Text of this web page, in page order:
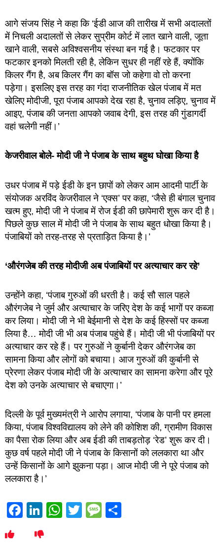
आगे संजय सिंह ने कहा कि ‘ईडी आज की तारीख में सभी अदालतों
में निचली अदालतों से लेकर सुप्रीम कोर्ट में लात खाने वाली, जूता
खाने वाली, सबसे अविश्वसनीय संस्था बन गई है। फटकार पर
फटकार इनको मिलती रही है, लेकिन सुधर ही नहीं रहे हैं, क्योंकि
किलर गैंग है, अब किलर गैंग का बॉस जो कहेगा वो तो करना
पड़ेगा। इसलिए इस तरह का गंदा राजनीतिक खेल पंजाब में मत
खेलिए मोदीजी, पूरा पंजाब आपको देख रहा है, चुनाव लड़िए, चुनाव में
आइए, पंजाब की जनता आपको जवाब देगी, इस तरह की गुंडागर्दी
वहां चलेगी नहीं।’
केजरीवाल बोले- मोदी जी ने पंजाब के साथ बहुथ घोखा किया है
उधर पंजाब में पड़े ईडी के इन छापों को लेकर आम आदमी पार्टी के
संयोजक अरविंद केजरीवाल ने ‘एक्स’ पर कहा, ‘जैसे ही बंगाल चुनाव
खत्म हुए, मोदी जी ने पंजाब में रोज ईडी की छापेमारी शुरू कर दी है।
पिछले कुछ साल में मोदी जी ने पंजाब के साथ बहुत धोखा किया है।
पंजाबियों को तरह-तरह से प्रताड़ित किया है।’
‘औरंगजेब की तरह मोदीजी अब पंजाबियों पर अत्याचार कर रहे’
उन्होंने कहा, ‘पंजाब गुरुओं की धरती है। कई सौ साल पहले
औरंगजेब ने जुर्म और अत्याचार के जरिए देश के कई भागों पर कब्जा
कर लिया। मोदी जी ने भी बेईमानी से देश के कई हिस्सों पर कब्जा
लिया है… मोदी जी भी अब पंजाब पहुंचे हैं। मोदी जी भी पंजाबियों पर
अत्याचार कर रहे हैं। पर गुरुओं ने कुर्बानी देकर औरंगजेब का
सामना किया और लोगों को बचाया। आज गुरुओं की कुर्बानी से
प्रेरणा लेकर पंजाब मोदी जी के अत्याचार का सामना करेगा और पूरे
देश को उनके अत्याचार से बचाएगा।’
दिल्ली के पूर्व मुख्यमंत्री ने आरोप लगाया, ‘पंजाब के पानी पर हमला
किया, पंजाब विश्वविद्यालय को लेने की कोशिश की, ग्रामीण विकास
का पैसा रोक लिया और अब ईडी की ताबड़तोड़ ‘रेड’ शुरू कर दी।
कुछ वर्ष पहले मोदी जी ने पंजाब के किसानों को ललकारा था और
उन्हें किसानों के आगे झुकना पड़ा। आज मोदी जी ने पूरे पंजाब को
ललकारा है।’
Facebook
LinkedIn
WhatsApp
TwitterMessage